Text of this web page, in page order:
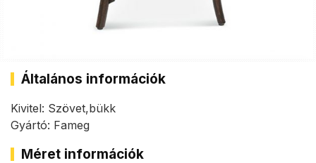
Általános információk
Kivitel: Szövet,bükk
Gyártó: Fameg
Méret információk